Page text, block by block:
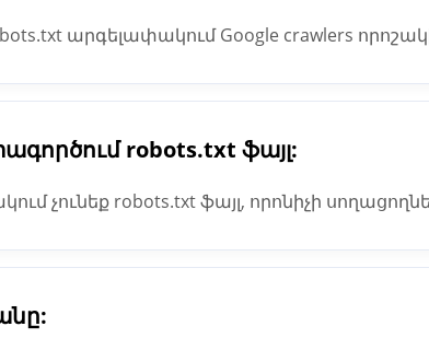
արգելափակում Google crawlers
ցանկանում եք արգելափակել Google Search-
robots.txt ֆայլ:
չունեք robots.txt ֆայլ, որոնիչի